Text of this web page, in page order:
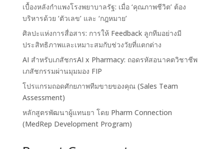
เบื้องหลังกำแพงโรงพยาบาลรัฐ: เมื่อ ‘คุณภาพชีวิต’ ต้อง
บริหารด้วย ‘ตัวเลข’ และ ‘กฎหมาย’
ศิลปะแห่งการสื่อสาร: การให้ Feedback ลูกทีมอย่างมี
ประสิทธิภาพและเหมาะสมกับช่วงวัยที่แตกต่าง
AI สำหรับเภสัชกรAI x Pharmacy: ถอดรหัสอนาคตวิชาชีพ
เภสัชกรรมผ่านมุมมอง FIP
โปรแกรมถอดศักยภาพทีมขายของคุณ (Sales Team
Assessment)
หลักสูตรพัฒนาผู้แทนยา โดย Pharm Connection
(MedRep Development Program)